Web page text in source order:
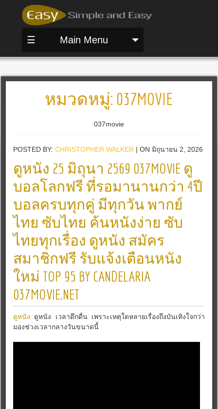
☰ Main Menu
หมวดหมู่: 037MOVIE
037movie
POSTED BY:CHRISTOPHER WALKER | ON มิถุนายน 2, 2026
ดูหนัง 25 มิถุนา 2569 037MOVIE ดู
บอลโลกฟรี ที่รอมานานกว่า 4ปี
บอลครบทุกคู่ มีทุกวัน พากย์
ไทย ซับไทย ค้นหนังง่าย ซับ
ไทยทุกเรื่อง ดูหนัง สมัคร
สมาชิกฟรี รับแจ้งเตือนหนัง
ใหม่ TOP 95 BY CANDELARIA
037MOVIE.NET
ดูหนัง ดูหนัง เวลาดึกดื่น เพราะเหตุใดหลายเรื่องถึงบันเทิงใจกว่า
มองช่วงเวลากลางวันขนาดนี้